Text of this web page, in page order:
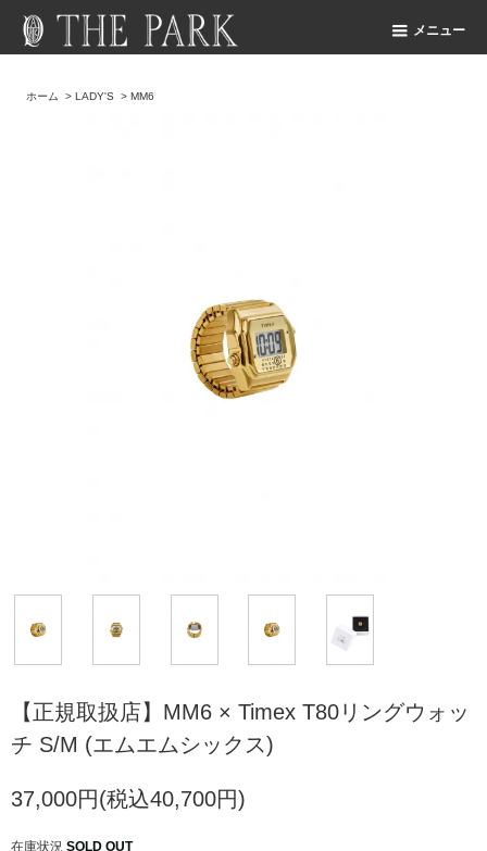
メニュー
ホーム >LADY'S >MM6
【正規取扱店】MM6 × Timex T80リングウォッ
チ S/M (エムエムシックス)
37,000円(税込40,700円)
在庫状況 SOLD OUT